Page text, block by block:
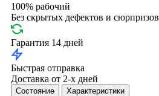
100% рабочий
Без скрытых дефектов и сюрпризов
Гарантия 14 дней
Быстрая отправка
Доставка от 2-х дней
Состояние Характеристики